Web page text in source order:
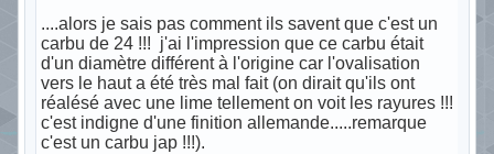
....alors je sais pas comment ils savent que c'est un
carbu de 24 !!! j'ai l'impression que ce carbu était
d'un diamètre différent à l'origine car l'ovalisation
vers le haut a été très mal fait (on dirait qu'ils ont
réalésé avec une lime tellement on voit les rayures !!!
c'est indigne d'une finition allemande.....remarque
c'est un carbu jap !!!).